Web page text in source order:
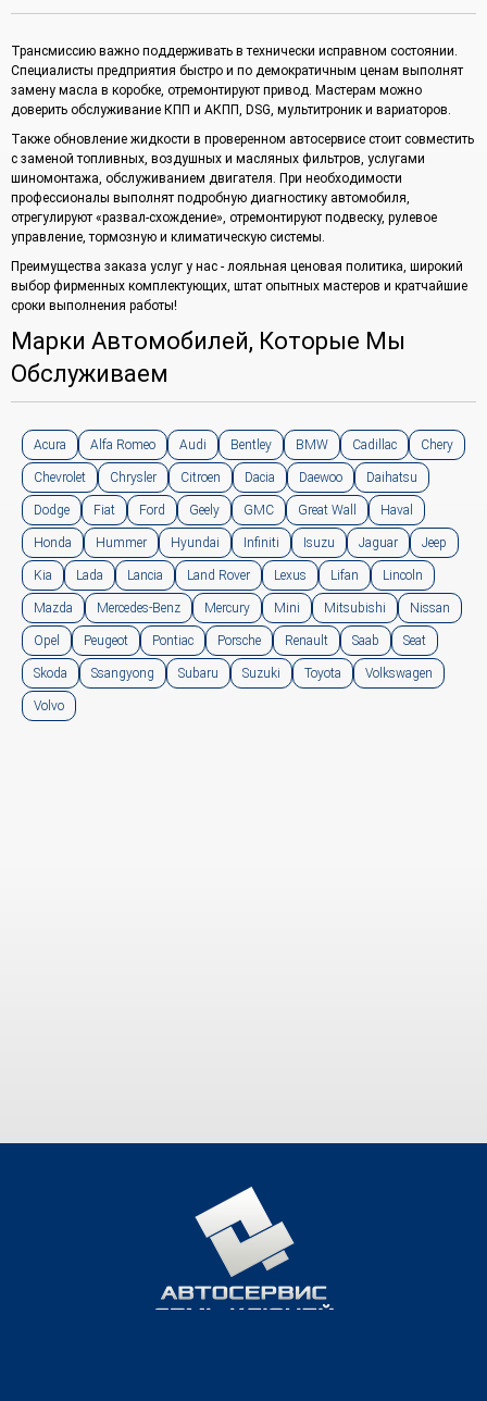
Трансмиссию важно поддерживать в технически исправном состоянии.
Специалисты предприятия быстро и по демократичным ценам выполнят
замену масла в коробке, отремонтируют привод. Мастерам можно
доверить обслуживание КПП и АКПП, DSG, мультитроник и вариаторов.
Также обновление жидкости в проверенном автосервисе стоит совместить
с заменой топливных, воздушных и масляных фильтров, услугами
шиномонтажа, обслуживанием двигателя. При необходимости
профессионалы выполнят подробную диагностику автомобиля,
отрегулируют «развал-схождение», отремонтируют подвеску, рулевое
управление, тормозную и климатическую системы.
Преимущества заказа услуг у нас - лояльная ценовая политика, широкий
выбор фирменных комплектующих, штат опытных мастеров и кратчайшие
сроки выполнения работы!
Марки Автомобилей, Которые Мы
Обслуживаем
Acura Alfa Romeo Audi Bentley BMW Cadillac Chery
Chevrolet Chrysler Citroen Dacia Daewoo Daihatsu
Dodge Fiat Ford Geely GMC Great Wall Haval
Honda Hummer Hyundai Infiniti Isuzu Jaguar Jeep
Kia Lada Lancia Land Rover Lexus Lifan Lincoln
Mazda Mercedes-Benz Mercury Mini Mitsubishi Nissan
Opel Peugeot Pontiac Porsche Renault Saab Seat
Skoda Ssangyong Subaru Suzuki Toyota Volkswagen
Volvo